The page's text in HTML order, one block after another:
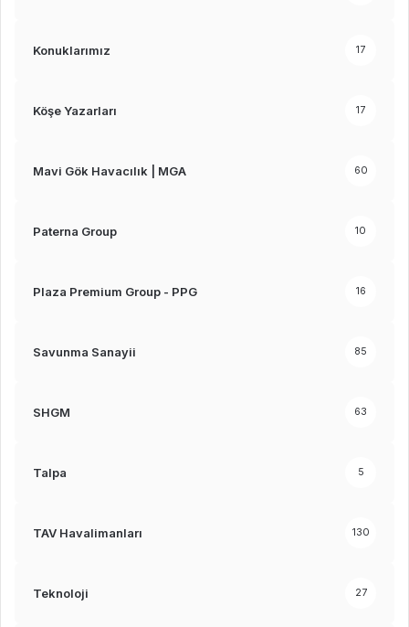
Konuklarımız 17
Köşe Yazarları 17
Mavi Gök Havacılık | MGA 60
Paterna Group 10
Plaza Premium Group - PPG 16
Savunma Sanayii 85
SHGM 63
Talpa 5
TAV Havalimanları 130
Teknoloji 27